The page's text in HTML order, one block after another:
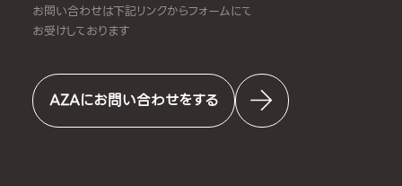
お問い合わせは下記リンクからフォームにて
お受けしております
AZAにお問い合わせをする